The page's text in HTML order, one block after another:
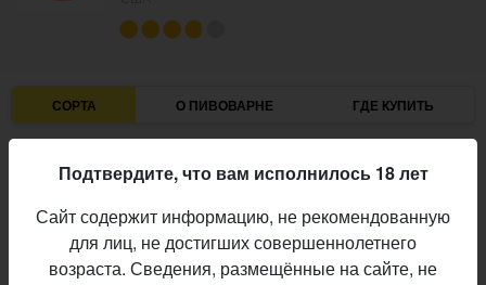
СОРТА О ПИВОВАРНЕ ГДЕ КУПИТЬ
ABV ДАТА В ПРОДАЖЕ
EARTHEN ALES
Euclid v. Amber
Подтвердите, что вам исполнилось 18 лет
Сайт содержит информацию, не рекомендованную
для лиц, не достигших совершеннолетнего
возраста. Сведения, размещённые на сайте, не